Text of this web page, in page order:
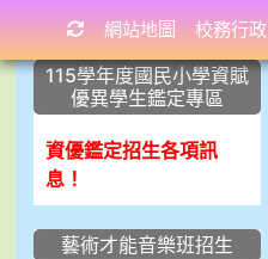
:::115學年度國民小學資賦
優異學生鑑定專區
資優鑑定招生各項訊
息！
藝術才能音樂班招生
::: 網站地圖 校務行政